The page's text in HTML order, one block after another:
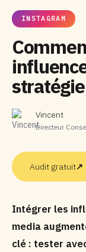
INSTAGRAM
Vincent
Directeur
Audit gratuit↗
Intégrer les
media
clé : tester